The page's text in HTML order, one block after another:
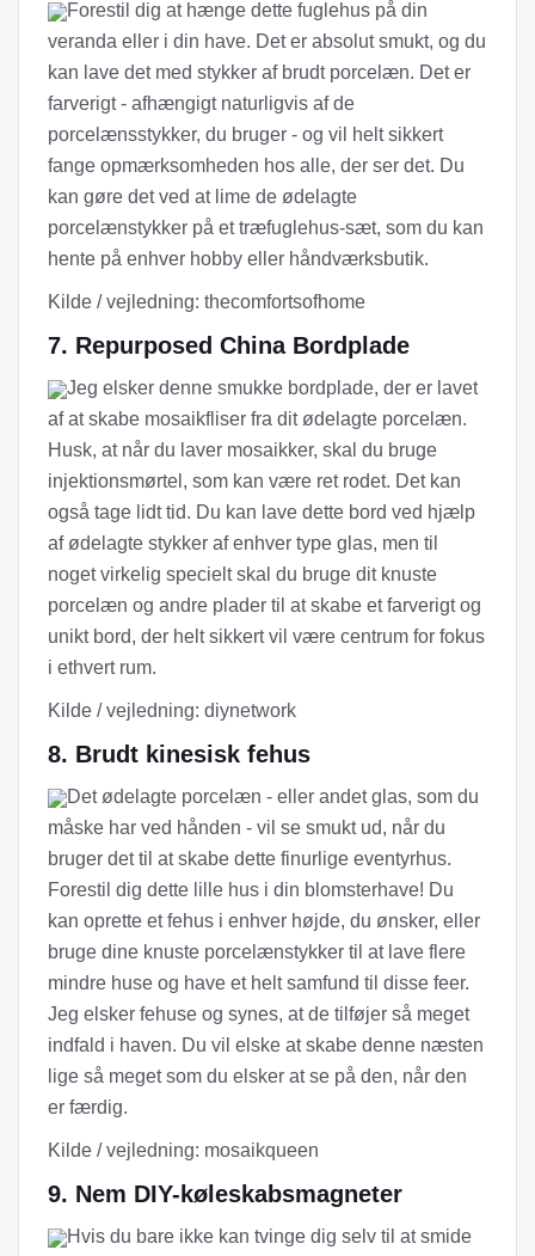
Forestil dig at hænge dette fuglehus på din
veranda eller i din have. Det er absolut smukt, og du
kan lave det med stykker af brudt porcelæn. Det er
farverigt - afhængigt naturligvis af de
porcelænsstykker, du bruger - og vil helt sikkert
fange opmærksomheden hos alle, der ser det. Du
kan gøre det ved at lime de ødelagte
porcelænstykker på et træfuglehus-sæt, som du kan
hente på enhver hobby eller håndværksbutik.
Kilde / vejledning: thecomfortsofhome
7. Repurposed China Bordplade
Jeg elsker denne smukke bordplade, der er lavet
af at skabe mosaikfliser fra dit ødelagte porcelæn.
Husk, at når du laver mosaikker, skal du bruge
injektionsmørtel, som kan være ret rodet. Det kan
også tage lidt tid. Du kan lave dette bord ved hjælp
af ødelagte stykker af enhver type glas, men til
noget virkelig specielt skal du bruge dit knuste
porcelæn og andre plader til at skabe et farverigt og
unikt bord, der helt sikkert vil være centrum for fokus
i ethvert rum.
Kilde / vejledning: diynetwork
8. Brudt kinesisk fehus
Det ødelagte porcelæn - eller andet glas, som du
måske har ved hånden - vil se smukt ud, når du
bruger det til at skabe dette finurlige eventyrhus.
Forestil dig dette lille hus i din blomsterhave! Du
kan oprette et fehus i enhver højde, du ønsker, eller
bruge dine knuste porcelænstykker til at lave flere
mindre huse og have et helt samfund til disse feer.
Jeg elsker fehuse og synes, at de tilføjer så meget
indfald i haven. Du vil elske at skabe denne næsten
lige så meget som du elsker at se på den, når den
er færdig.
Kilde / vejledning: mosaikqueen
9. Nem DIY-køleskabsmagneter
Hvis du bare ikke kan tvinge dig selv til at smide